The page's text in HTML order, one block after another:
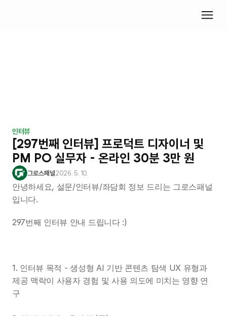
인터뷰
[297번째 인터뷰] 프로덕트 디자이너 및
PM PO 실무자 - 온라인 30분 3만 원
그로스패널2026. 5. 10.
안녕하세요, 설문/인터뷰/좌담회 정보 드리는 그로스패널
입니다.
297번째 인터뷰 안내 드립니다 :)
1. 인터뷰 목적 - 생성형 AI 기반 콘텐츠 탐색 UX 유형과
제공 맥락이 사용자 경험 및 사용 의도에 미치는 영향 연
구